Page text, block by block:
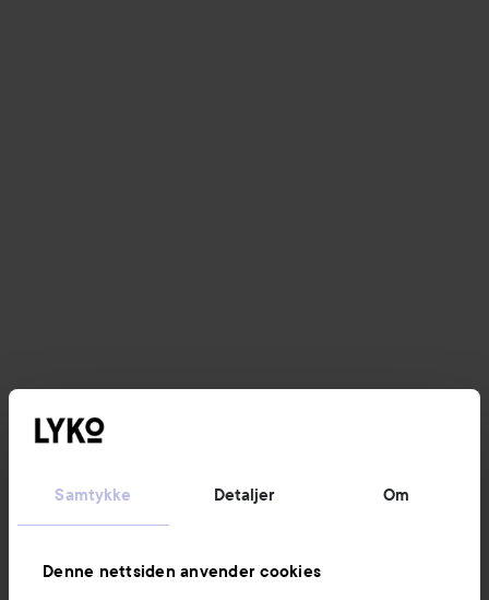
Samtykke Detaljer Om
Denne nettsiden anvender cookies